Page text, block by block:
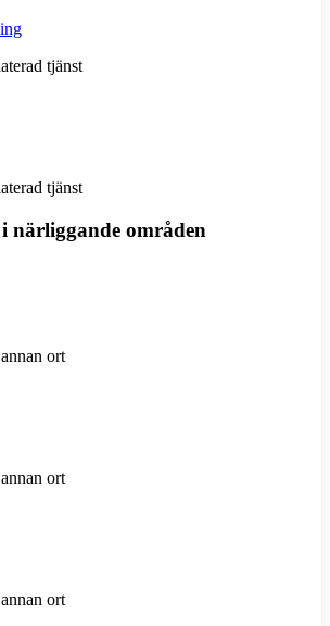
tjänst
tjänst
närliggande områden
ort
ort
ort